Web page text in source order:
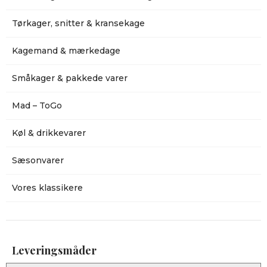
Tørkager, snitter & kransekage
Kagemand & mærkedage
Småkager & pakkede varer
Mad – ToGo
Køl & drikkevarer
Sæsonvarer
Vores klassikere
Leveringsmåder